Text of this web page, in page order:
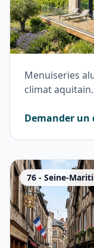
Menuiseries
climat aquitain.
Demander un
76 - Seine-